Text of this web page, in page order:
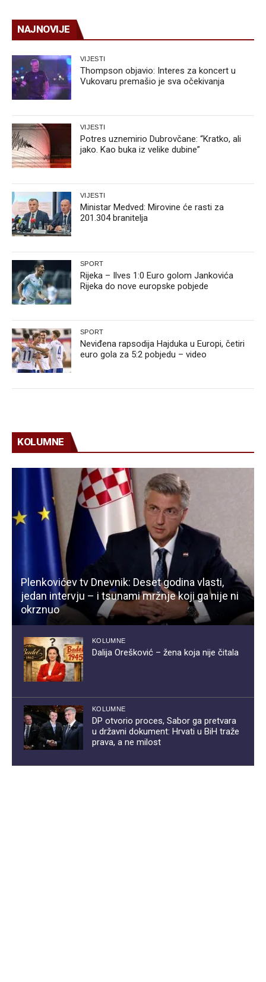
NAJNOVIJE
VIJESTI
Thompson objavio: Interes za koncert u
Vukovaru premašio je sva očekivanja
VIJESTI
Potres uznemirio Dubrovčane: “Kratko, ali
jako. Kao buka iz velike dubine”
VIJESTI
Ministar Medved: Mirovine će rasti za
201.304 branitelja
SPORT
Rijeka – Ilves 1:0 Euro golom Jankovića
Rijeka do nove europske pobjede
SPORT
Neviđena rapsodija Hajduka u Europi, četiri
euro gola za 5:2 pobjedu – video
KOLUMNE
Plenkovićev tv Dnevnik: Deset godina vlasti,
jedan intervju – i tsunami mržnje koji ga nije ni
okrznuo
KOLUMNE
Dalija Orešković – žena koja nije čitala
KOLUMNE
DP otvorio proces, Sabor ga pretvara
u državni dokument: Hrvati u BiH traže
prava, a ne milost